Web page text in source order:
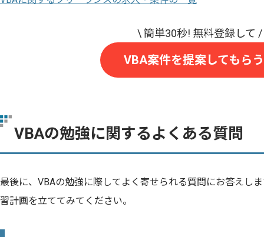
VBA案件を提案してもらう
VBAの勉強に関するよくある質問
最後に、VBAの勉強に際してよく寄せられる質問にお答えし
習計画を立ててみてください。